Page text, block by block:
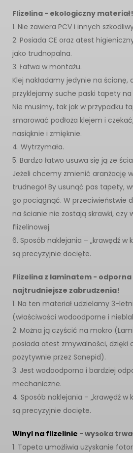
Flizelina - ekologiczny materiał!
1. Nie zawiera PCV i innych
2. Posiada CE oraz atest
jako trudnopalna.
3. Łatwa w montażu.
Klej nakładamy jedynie na ścianę,
przyklejamy suche paski tapety
Nie musimy, tak jak w przypadku
smarować podłoża klejem i
nasiąknie i zmięknie.
4. Wytrzymała.
5. Bardzo łatwo usuwa się ją ze
Jeżeli chcemy zmienić aranżację
trudnego! By usunąć pas tapety,
go pociągnąć. W przeciwieństwie
na ścianie nie zostają skrawki, czy
flizelinowej.
6. Sposób naklejania – „krawędź
są precyzyjnie docięte.
Flizelina z laminatem -
najtrudniejsze zabrudzenia!
1. Na ten materiał udzielamy 3-
(właściwości wodoodporne i
2. Można ją czyścić na mokro
posiada atest zmywalności, dzięki
pozytywnie przez Sanepid).
3. Jest wodoodporna i bardziej
mechaniczne.
4. Sposób naklejania – „krawędź
są precyzyjnie docięte.
Winyl na flizelinie - wysoka
1. Tapeta umożliwia uzyskanie